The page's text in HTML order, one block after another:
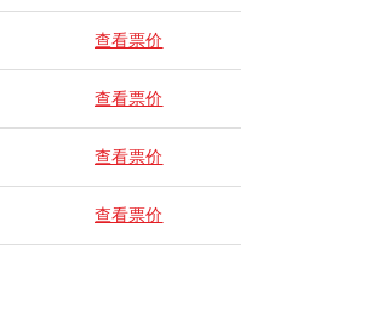
查看票价
查看票价
查看票价
查看票价